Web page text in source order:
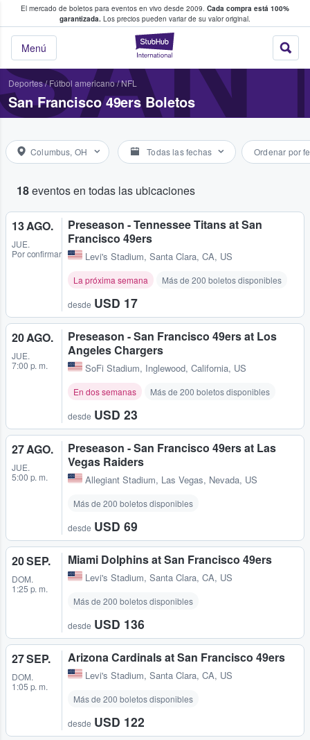
El mercado de boletos para eventos en vivo desde 2009. Cada compra está 100%
garantizada. Los precios pueden variar de su valor original.
StubHub: donde
Menú
fans compran y venden boletos
Deportes/ Fútbol americano/NFL
San Francisco 49ers Boletos
Columbus, OH Todas las fechas Ordenar por
18eventos en todas las ubicaciones
13 AGO.
JUE.
Por confirmar
Preseason - Tennessee Titans at San
Francisco 49ers
Levi's Stadium, Santa Clara, CA, US
La próxima semana Más de 200 boletos disponibles
desde USD 17
20 AGO.
JUE.
7:00 p. m.
Preseason - San Francisco 49ers at Los
Angeles Chargers
SoFi Stadium, Inglewood, California, US
En dos semanas Más de 200 boletos disponibles
desde USD 23
27 AGO.
JUE.
5:00 p. m.
Preseason - San Francisco 49ers at Las
Vegas Raiders
Allegiant Stadium, Las Vegas, Nevada, US
Más de 200 boletos disponibles
desde USD 69
20 SEP.
DOM.
1:25 p. m.
Miami Dolphins at San Francisco 49ers
Levi's Stadium, Santa Clara, CA, US
Más de 200 boletos disponibles
desde USD 136
27 SEP.
DOM.
1:05 p. m.
Arizona Cardinals at San Francisco 49ers
Levi's Stadium, Santa Clara, CA, US
Más de 200 boletos disponibles
desde USD 122